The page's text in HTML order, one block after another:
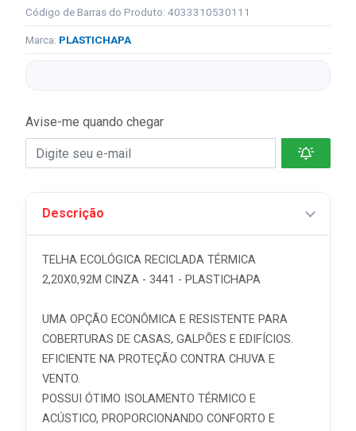
Código de Barras do Produto: 4033310530111
Marca: PLASTICHAPA
Avise-me quando chegar
Descrição
TELHA ECOLÓGICA RECICLADA TÉRMICA
2,20X0,92M CINZA - 3441 - PLASTICHAPA
UMA OPÇÃO ECONÔMICA E RESISTENTE PARA
COBERTURAS DE CASAS, GALPÕES E EDIFÍCIOS.
EFICIENTE NA PROTEÇÃO CONTRA CHUVA E
VENTO.
POSSUI ÓTIMO ISOLAMENTO TÉRMICO E
ACÚSTICO, PROPORCIONANDO CONFORTO E